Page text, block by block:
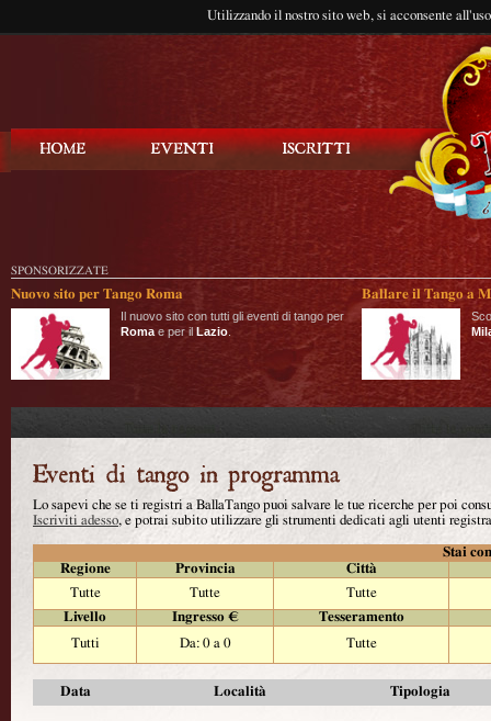
Utilizzando il nostro sito web, si acconsente
SPONSORIZZATE
Nuovo sito per Tango Roma
Il nuovo sito con tutti gli eventi di tango per
Roma e per il Lazio
Ballare il Tango a
Lo sapevi che se ti registri a BallaTango puoi salvare le tue ricerche per poi
Iscriviti adesso, e potrai subito utilizzare gli strumenti dedicati agli utenti
Stai
Regione
Provincia
Città
Tutte
Tutte
Tutte
Livello
Ingresso €
Tesseramento
Tutti
Da: 0 a 0 Tutte
Data Località Tipologia